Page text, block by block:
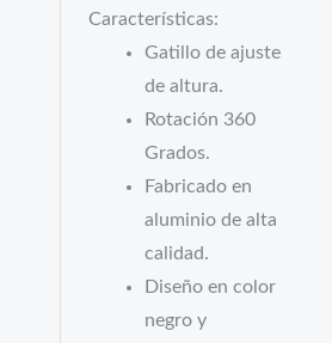
Características:
Gatillo de ajuste
de altura.
Rotación 360
Grados.
Fabricado en
aluminio de alta
calidad.
Diseño en color
negro y